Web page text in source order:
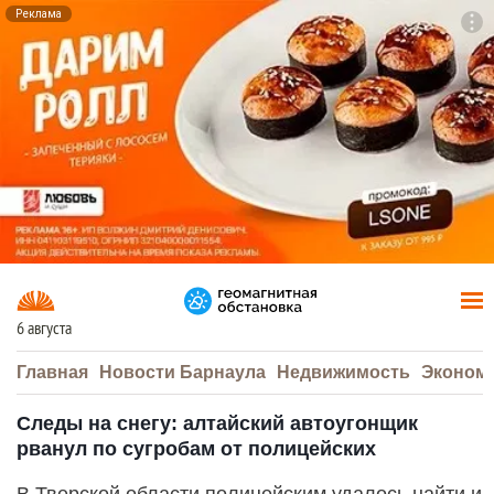
Реклама
6 августа
Главная Новости Барнаула Недвижимость
Следы на снегу: алтайский автоугонщик
рванул по сугробам от полицейских